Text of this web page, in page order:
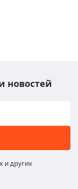
новостей
и других